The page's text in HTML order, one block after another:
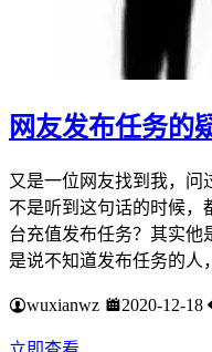
网友发布任务的
又是一位网友找到我，问
不是听到这句话的时候，
台充值发布任务？其实他
是说不知道发布任务的人
wuxianwz 2020-12-18